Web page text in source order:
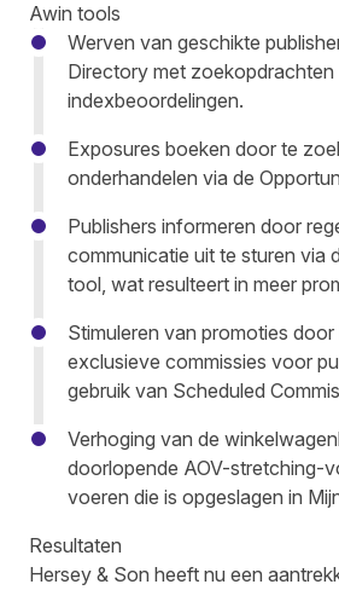
Awin tools
Werven van geschikte
Directory met
indexbeoordelingen.
Exposures boeken door te
onderhandelen via de
Publishers informeren door
communicatie uit te sturen via
tool, wat resulteert in meer
Stimuleren van promoties
exclusieve commissies voor
gebruik van Scheduled
Verhoging van de
doorlopende AOV-stretching-
voeren die is opgeslagen in
Resultaten
Hersey & Son heeft nu een